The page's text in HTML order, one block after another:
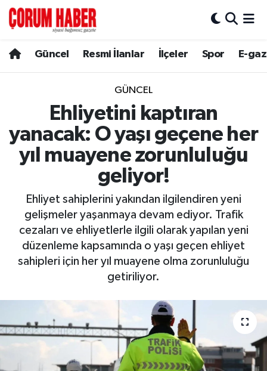
Güncel Resmi İlanlar İlçeler Spor E-
GÜNCEL
Ehliyetini kaptıran
yanacak: O yaşı geçene her
yıl muayene zorunluluğu
geliyor!
Ehliyet sahiplerini yakından ilgilendiren yeni
gelişmeler yaşanmaya devam ediyor. Trafik
cezaları ve ehliyetlerle ilgili olarak yapılan yeni
düzenleme kapsamında o yaşı geçen ehliyet
sahipleri için her yıl muayene olma zorunluluğu
getiriliyor.
Spor
Resmi İlanlar
Alaca
Boğazkale
Dodurga
İskilip
Laçin
Hava Durumu
Çorum Namaz Vakitleri
Trafik Durumu
Süper Lig Puan Durumu ve Fikstür
Tüm Manşetler
Son Dakika Haberleri
Haber Arşivi